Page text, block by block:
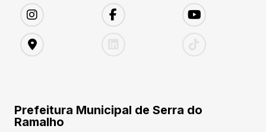
Prefeitura Municipal de Serra do
Ramalho